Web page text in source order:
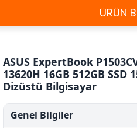
ÜRÜN
ASUS ExpertBook
13620H 16GB 512GB SSD
Dizüstü Bilgisayar
Genel Bilgiler